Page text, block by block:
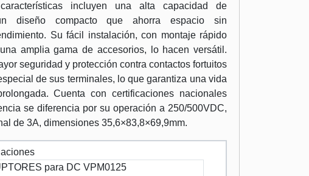
incluyen una alta capacidad de
diseño compacto que ahorra espacio sin
Su fácil instalación, con montaje rápido
amplia gama de accesorios, lo hacen versátil.
seguridad y protección contra contactos fortuitos
de sus terminales, lo que garantiza una vida
Cuenta con certificaciones nacionales
se diferencia por su operación a 250/500VDC,
de 3A, dimensiones 35,6×83,8×69,9mm.
para DC VPM0125